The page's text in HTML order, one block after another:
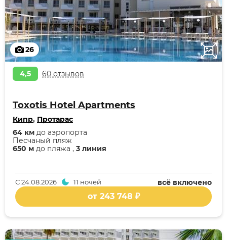
26
4,5 60 отзывов
Toxotis Hotel Apartments
Кипр, Протарас
650 м до пляжа , 3 линия
Песчаный пляж
64 км до аэропорта
всё включено
С24.08.2026 11 ночей
от 243 748 ₽